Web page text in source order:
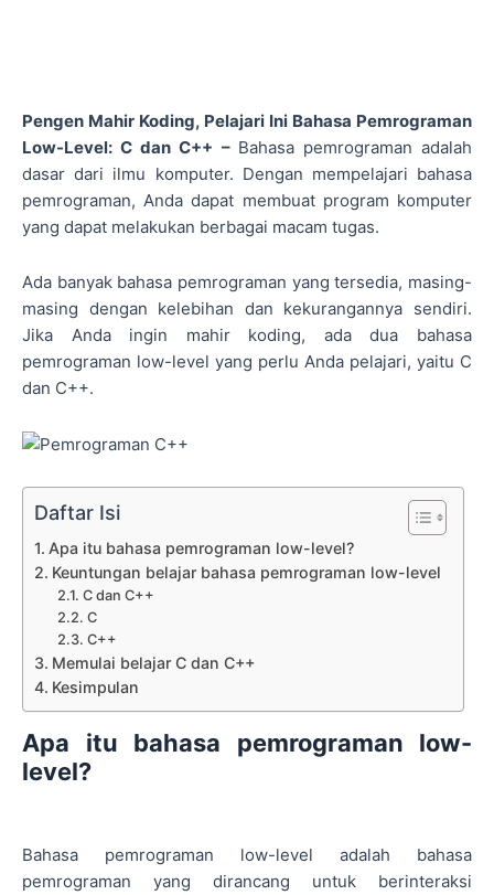
Pengen Mahir Koding, Pelajari Ini Bahasa Pemrograman
Low-Level: C dan C++ – Bahasa pemrograman adalah
dasar dari ilmu komputer. Dengan mempelajari bahasa
pemrograman, Anda dapat membuat program komputer
yang dapat melakukan berbagai macam tugas.
Ada banyak bahasa pemrograman yang tersedia, masing-
masing dengan kelebihan dan kekurangannya sendiri.
Jika Anda ingin mahir koding, ada dua bahasa
pemrograman low-level yang perlu Anda pelajari, yaitu C
dan C++.
Daftar Isi
Apa itu bahasa pemrograman low-level?
Keuntungan belajar bahasa pemrograman low-level
C dan C++
C
C++
Memulai belajar C dan C++
Kesimpulan
Apa itu bahasa pemrograman low-
level?
Bahasa pemrograman low-level adalah bahasa
pemrograman yang dirancang untuk berinteraksi